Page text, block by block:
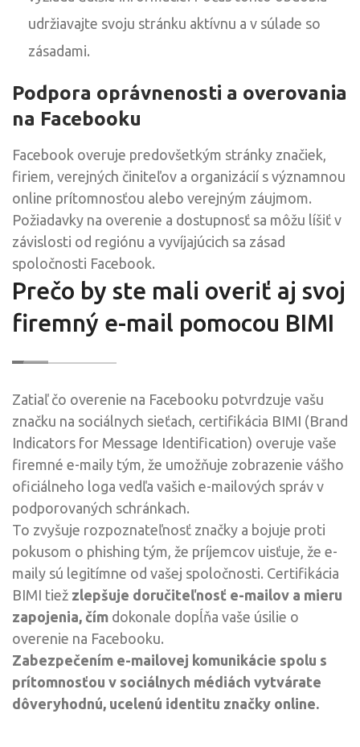
udržiavajte svoju stránku aktívnu a v súlade so
zásadami.
Podpora oprávnenosti a overovania
na Facebooku
Facebook overuje predovšetkým stránky značiek,
firiem, verejných činiteľov a organizácií s významnou
online prítomnosťou alebo verejným záujmom.
Požiadavky na overenie a dostupnosť sa môžu líšiť v
závislosti od regiónu a vyvíjajúcich sa zásad
spoločnosti Facebook.
Prečo by ste mali overiť aj svoj
firemný e-mail pomocou BIMI
Zatiaľ čo overenie na Facebooku potvrdzuje vašu
značku na sociálnych sieťach, certifikácia BIMI (Brand
Indicators for Message Identification) overuje vaše
firemné e-maily tým, že umožňuje zobrazenie vášho
oficiálneho loga vedľa vašich e-mailových správ v
podporovaných schránkach.
To zvyšuje rozpoznateľnosť značky a bojuje proti
pokusom o phishing tým, že príjemcov uisťuje, že e-
maily sú legitímne od vašej spoločnosti. Certifikácia
BIMI tiež zlepšuje doručiteľnosť e-mailov a mieru
zapojenia, čím dokonale dopĺňa vaše úsilie o
overenie na Facebooku.
Zabezpečením e-mailovej komunikácie spolu s
prítomnosťou v sociálnych médiách vytvárate
dôveryhodnú, ucelenú identitu značky online.